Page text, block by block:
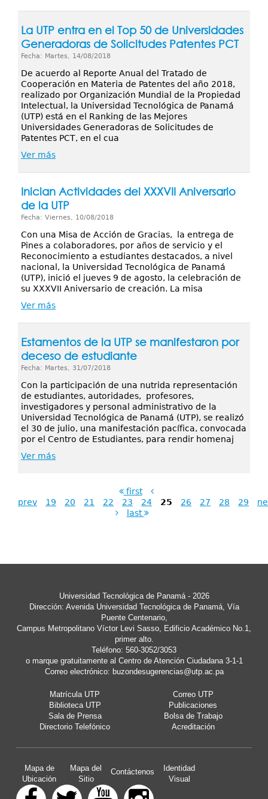
La UTP entra en el Top 50 de Universidades
Generadoras de Solicitudes Patentes PCT
Fecha: Martes, 14/08/2018
De acuerdo al Reporte Anual del Tratado de
Cooperación en Materia de Patentes del año 2018,
realizado por Organización Mundial de la Propiedad
Intelectual, la Universidad Tecnológica de Panamá
(UTP) está en el Ranking de las Mejores
Universidades Generadoras de Solicitudes de
Patentes PCT, en el cua
Ver más
Inician Actividades del XXXVII Aniversario
de la UTP
Fecha: Viernes, 10/08/2018
Con una Misa de Acción de Gracias, la entrega de
Pines a colaboradores, por años de servicio y el
Reconocimiento a estudiantes destacados, a nivel
nacional, la Universidad Tecnológica de Panamá
(UTP), inició el jueves 9 de agosto, la celebración de
su XXXVII Aniversario de creación. La misa
Ver más
Estamentos de la UTP se manifestaron por
deceso de estudiante
Fecha: Martes, 31/07/2018
Con la participación de una nutrida representación
de estudiantes, autoridades, profesores,
investigadores y personal administrativo de la
Universidad Tecnológica de Panamá (UTP), se realizó
el 30 de julio, una manifestación pacífica, convocada
por el Centro de Estudiantes, para rendir homenaj
Ver más
first
prev
19 20 21 22 23 24 25 26 27 28 29
last
Universidad Tecnológica de Panamá - 2026
Dirección: Avenida Universidad Tecnológica de Panamá, Vía
Puente Centenario,
Campus Metropolitano Víctor Levi Sasso, Edificio Académico No.1,
primer alto.
Teléfono: 560-3052/3053
o marque gratuitamente al Centro de Atención Ciudadana 3-1-1
Correo electrónico: buzondesugerencias@utp.ac.pa
Matrícula UTP
Correo UTP
Biblioteca UTP
Publicaciones
Sala de Prensa
Bolsa de Trabajo
Directorio Telefónico
Acreditación
Mapa de
Ubicación
Mapa del
Sitio
Contáctenos
Identidad
Visual